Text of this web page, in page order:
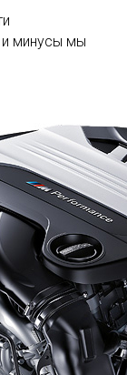
минусы мы